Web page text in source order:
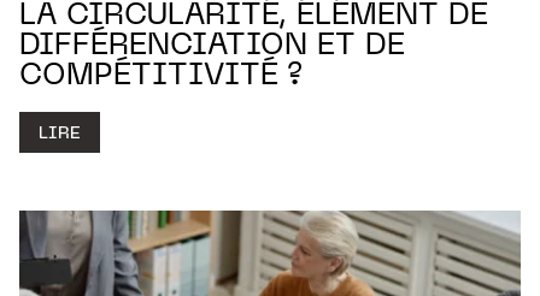
LA CIRCULARITÉ, ÉLÉMENT DE
DIFFÉRENCIATION ET DE
COMPÉTITIVITÉ ?
LIRE